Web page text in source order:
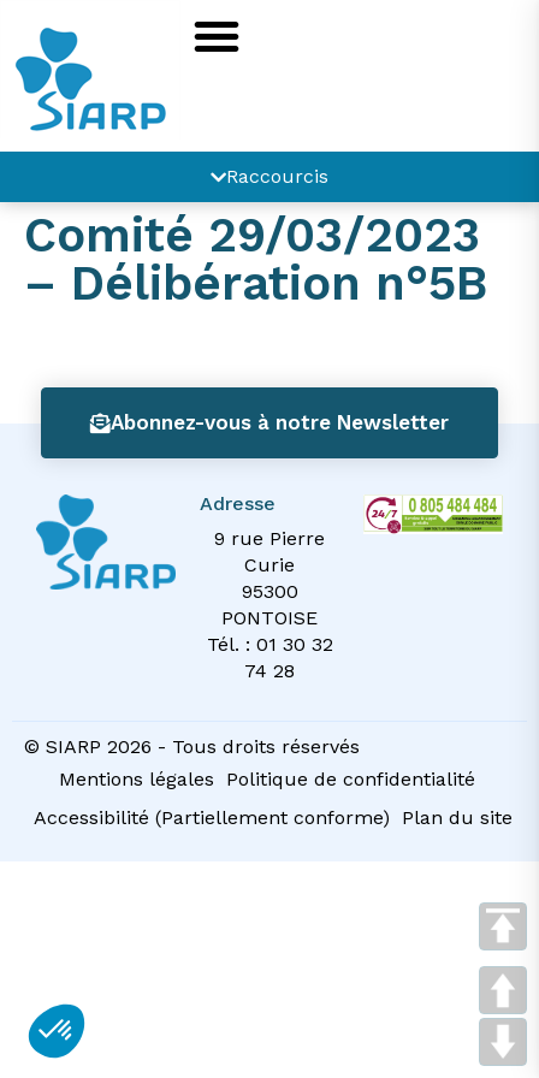
principal
Raccourcis
Comité 29/03/2023
– Délibération n°5B
Abonnez-vous à notre Newsletter
Adresse
9 rue Pierre
Curie
95300
PONTOISE
Tél. : 01 30 32
74 28
© SIARP 2026 - Tous droits réservés
Mentions légales
Politique de confidentialité
Accessibilité (Partiellement conforme)
Plan du site